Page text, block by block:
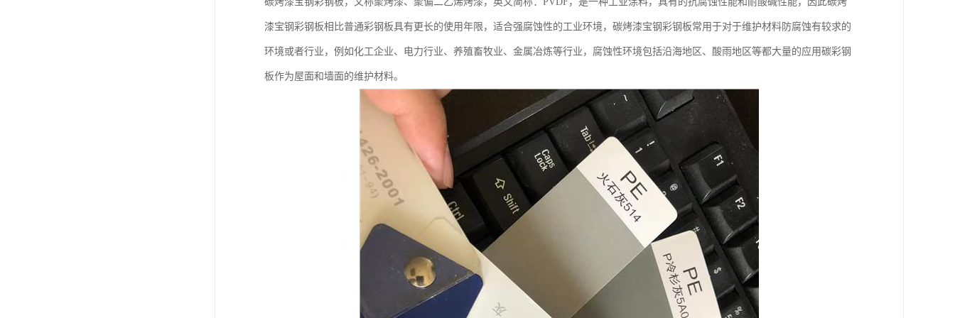
漆宝钢彩钢板相比普通彩钢板具有更长的使用年限，适合强腐蚀性的工业环境，碳烤漆宝钢彩钢板常用于对于维护材料防腐蚀有较求的
环境或者行业，例如化工企业、电力行业、养殖畜牧业、金属冶炼等行业，腐蚀性环境包括沿海地区、酸雨地区等都大量的应用碳彩钢
板作为屋面和墙面的维护材料。